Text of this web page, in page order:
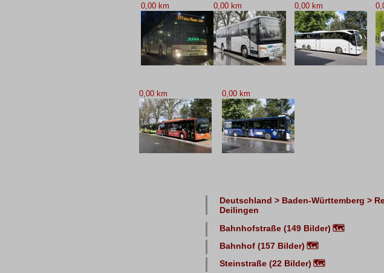
0,00 km 0,00 km 0,00 km
0,00 km 0,00 km
Deutschland > Baden-Württemberg >
Deilingen
Bahnhofstraße (149 Bilder) 🗺
Bahnhof (157 Bilder) 🗺
Steinstraße (22 Bilder) 🗺